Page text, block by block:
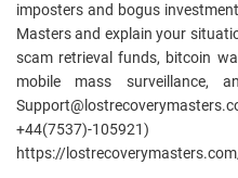
imposters and bogus
Masters and explain your
scam retrieval funds, bitcoin
mobile mass surveillance,
+44(7537)-
https://